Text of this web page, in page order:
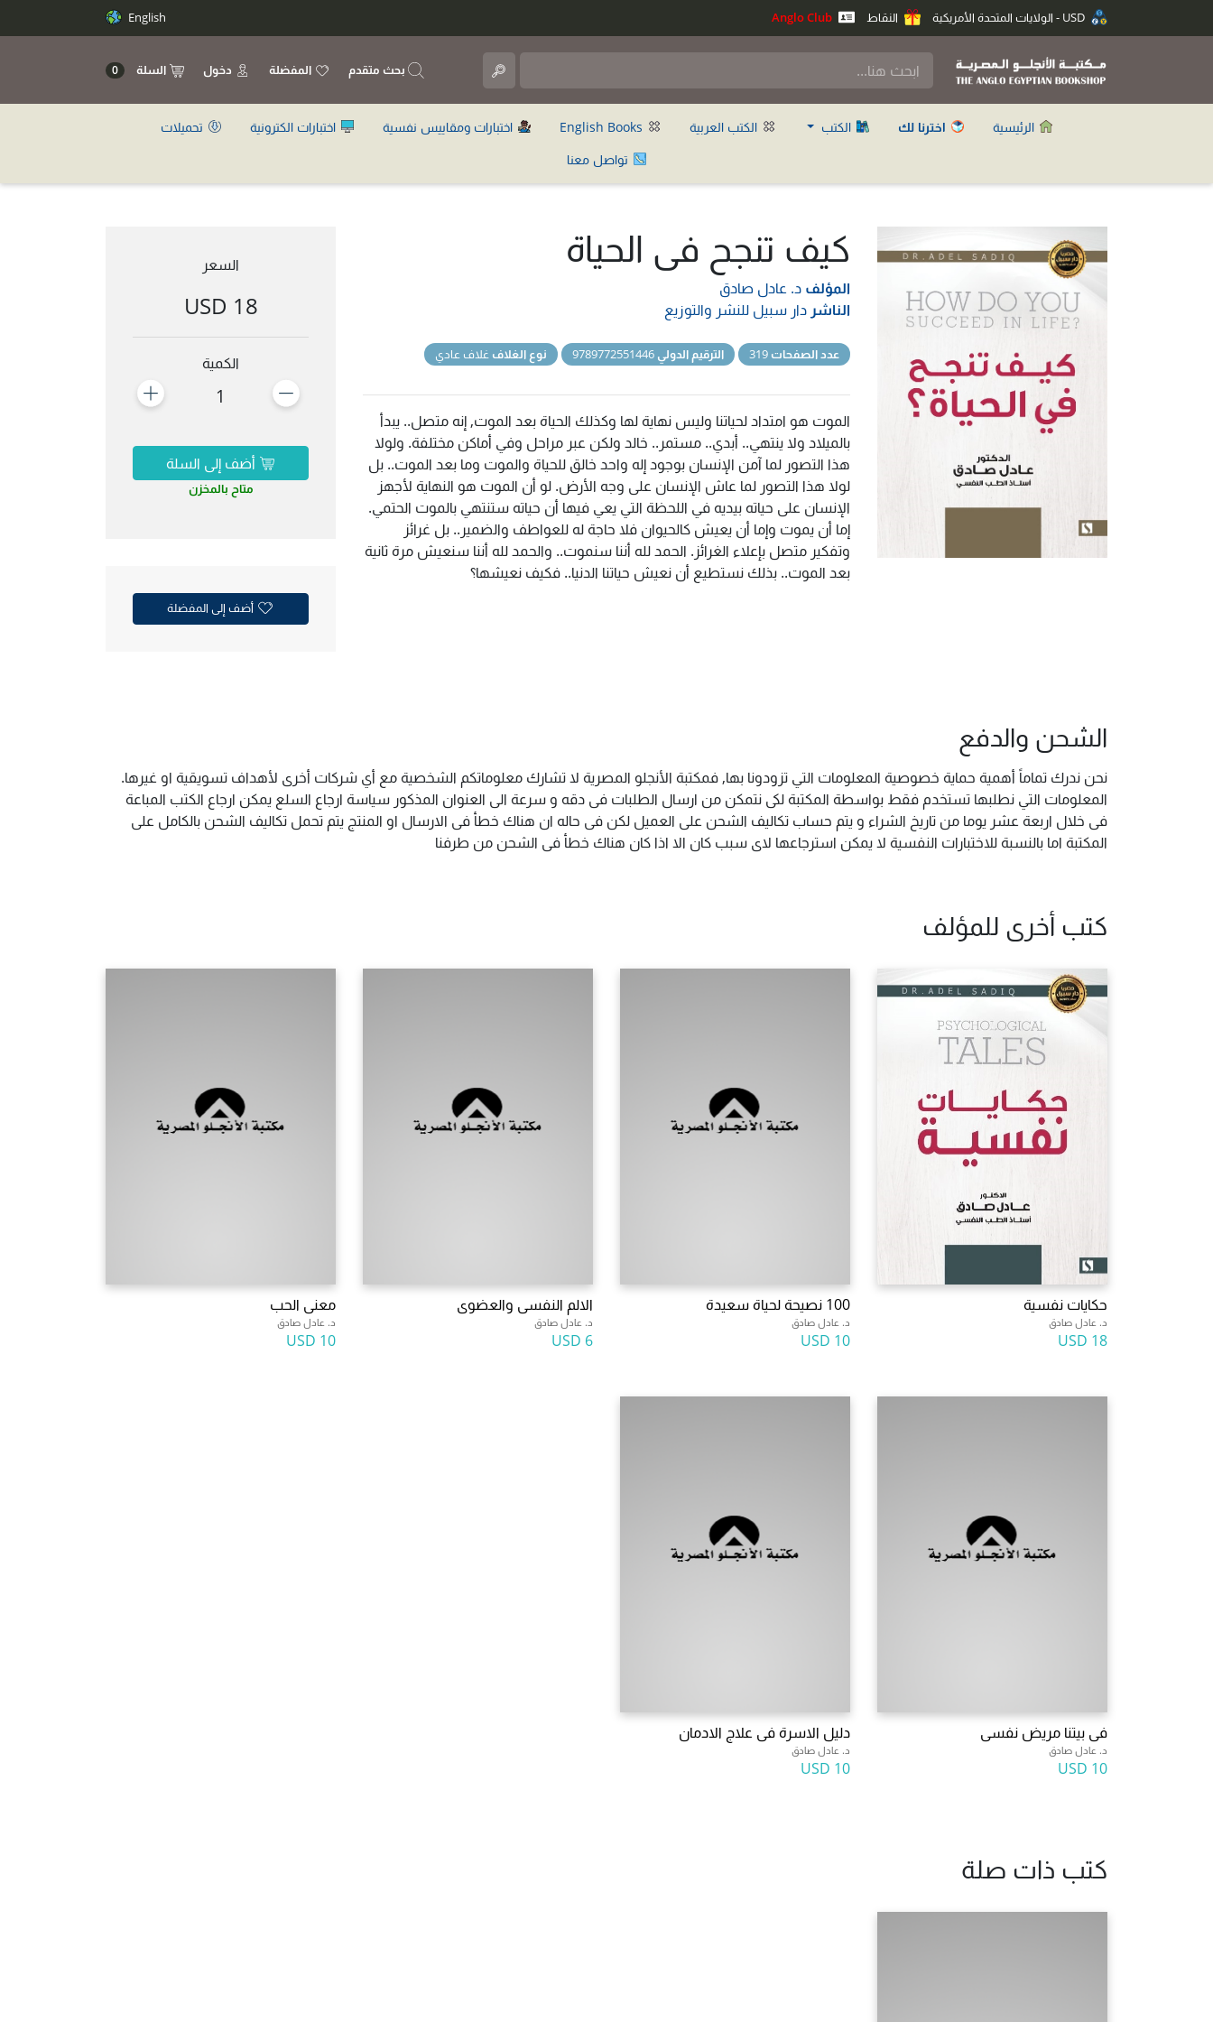
النقاط English
بحث متقدم المفضلة دخول السلة 0
الرئيسية اخترنا لك الكتب الكتب العربية اختبارات ومقاييس نفسية اختبارات الكترونية
تحميلات
تواصل معنا
كيف تنجح فى الحياة
المؤلف د. عادل صادق
الناشر دار سبيل للنشر والتوزيع
عدد الصفحات الترقيم الدولي نوع الغلاف غلاف عادي
الموت هو امتداد لحياتنا وليس نهاية لها وكذلك الحياة بعد الموت, إنه متصل.. يبدأ
بالميلاد ولا ينتهي.. أبدي.. مستمر.. خالد ولكن عبر مراحل وفي أماكن مختلفة. ولولا
هذا التصور لما آمن الإنسان بوجود إله واحد خالق للحياة والموت وما بعد الموت.. بل
لولا هذا التصور لما عاش الإنسان على وجه الأرض. لو أن الموت هو النهاية لأجهز
الإنسان على حياته بيديه في اللحظة التي يعي فيها أن حياته ستنتهي بالموت الحتمي.
إما أن يموت وإما أن يعيش كالحيوان فلا حاجة له للعواطف والضمير.. بل غرائز
وتفكير متصل بإعلاء الغرائز. الحمد لله أننا سنموت.. والحمد لله أننا سنعيش مرة ثانية
بعد الموت.. بذلك نستطيع أن نعيش حياتنا الدنيا.. فكيف نعيشها؟
السعر
18 USD
الكمية
1
أضف إلى السلة
متاح بالمخزن
أضف إلى المفضلة
الشحن والدفع
نحن ندرك تماماً أهمية حماية خصوصية المعلومات التي تزودونا بها, فمكتبة الأنجلو المصرية لا تشارك معلوماتكم الشخصية مع أي شركات أخرى لأهداف تسويقية او غيرها.
المعلومات التي نطلبها تستخدم فقط بواسطة المكتبة لكى نتمكن من ارسال الطلبات فى دقه و سرعة الى العنوان المذكور سياسة ارجاع السلع يمكن ارجاع الكتب المباعة
فى خلال اربعة عشر يوما من تاريخ الشراء و يتم حساب تكاليف الشحن على العميل لكن فى حاله ان هناك خطأ فى الارسال او المنتج يتم تحمل تكاليف الشحن بالكامل على
المكتبة اما بالنسبة للاختبارات النفسية لا يمكن استرجاعها لاى سبب كان الا اذا كان هناك خطأ فى الشحن من طرفنا
كتب أخرى للمؤلف
حكايات نفسية
د. عادل صادق
18 USD
100 نصيحة لحياة سعيدة
د. عادل صادق
10 USD
الالم النفسى والعضوى
د. عادل صادق
6 USD
معنى الحب
د. عادل صادق
10 USD
فى بيتنا مريض نفسى
د. عادل صادق
10 USD
دليل الاسرة فى علاج الادمان
د. عادل صادق
10 USD
كتب ذات صلة